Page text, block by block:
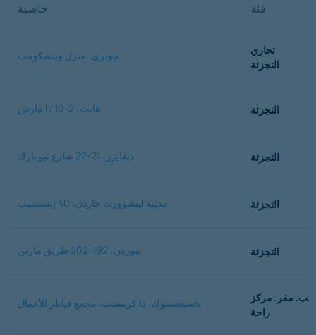
خاصية فئة
نيوبري، منزل وينشكومب
تجاري
التجزئة
هايث، 2-10 ذا مارش التجزئة
ديفايزز، 21-22 شارع نيو بارك التجزئة
مدينة ليتشوورث جاردن، 40 إيستشيب التجزئة
موردن، 192-202 طريق مارتن التجزئة
باسينغستوك، ذا كريسنت، مجمع فيابلز للأعمال
مقر. مركز
راحة